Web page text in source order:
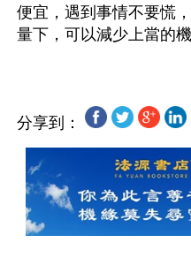
便宜，遇到事情不要慌
分享到：